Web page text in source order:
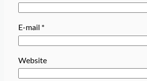
E-mail *
Website